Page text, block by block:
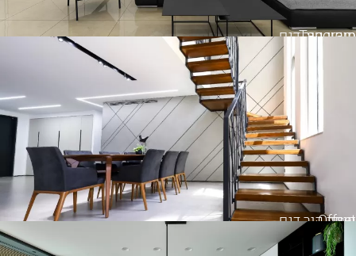
חיפוי קיר דגם
Tangram
חיפוי קיר דגם
Offset